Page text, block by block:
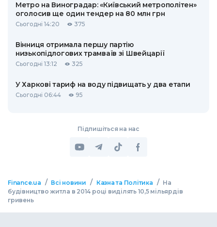
Метро на Виноградар: «Київський метрополітен»
оголосив ще один тендер на 80 млн грн
Сьогодні 14:20 375
Вінниця отримала першу партію
низькопідлогових трамваїв зі Швейцарії
Сьогодні 13:12 325
У Харкові тариф на воду підвищать у два етапи
Сьогодні 06:44 95
Підпишіться на нас
Finance.ua / Всі новини / Казна та Політика / На
будівництво житла в 2014 році виділять 10,5 мільярдів
гривень